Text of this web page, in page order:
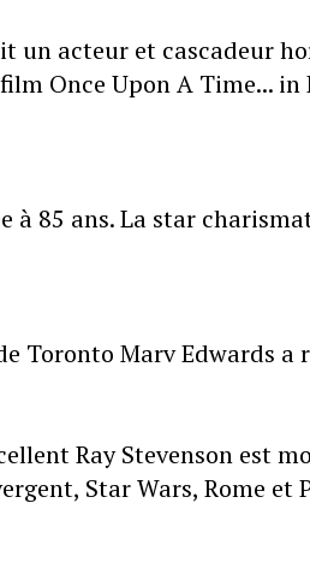
un acteur et cascadeur
Once Upon A Time...
à 85 ans. La star
Toronto Marv Edwards a
Ray Stevenson est
Star Wars, Rome